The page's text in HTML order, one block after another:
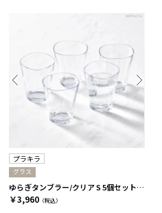
プラキラ
グラス
ゆらぎタンブラー/クリア S 5個セット［プラキラ］
￥3,960 （税込）